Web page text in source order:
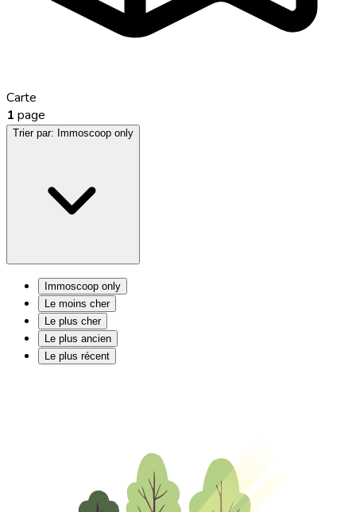
Carte
1 page
Trier par: Immoscoop only
Immoscoop only
Le moins cher
Le plus cher
Le plus ancien
Le plus récent